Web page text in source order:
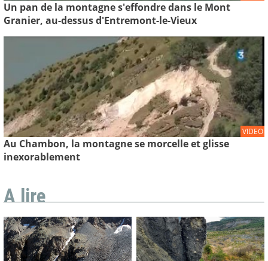
Un pan de la montagne s'effondre dans le Mont
Granier, au-dessus d'Entremont-le-Vieux
VIDEO
Au Chambon, la montagne se morcelle et glisse
inexorablement
A lire